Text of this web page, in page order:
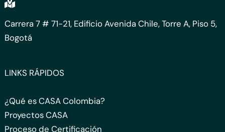
Carrera 7 # 71-21, Edificio Avenida Chile, Torre A, Piso 5,
Bogotá
LINKS RÁPIDOS
¿Qué es CASA Colombia?
Proyectos CASA
Proceso de Certificación